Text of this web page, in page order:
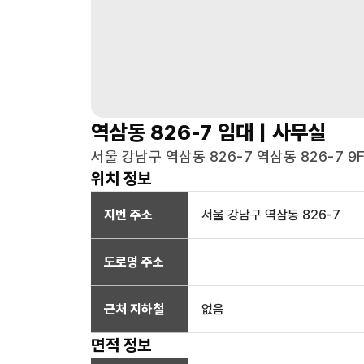
역삼동 826-7 임대 | 사무실
서울 강남구 역삼동 826-7 역삼동 826-7
위치 정보
지번 주소 서울 강남구 역삼동 826-7
도로명 주소
근처 지하철 없음
면적 정보